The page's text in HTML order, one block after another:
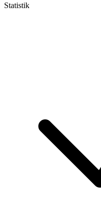
Statistik